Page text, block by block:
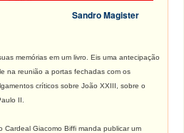
Sandro Magister
memórias em um livro. Eis uma antecipação
na reunião a portas fechadas com os
críticos sobre João XXIII, sobre o
II.
Giacomo Biffi manda publicar um